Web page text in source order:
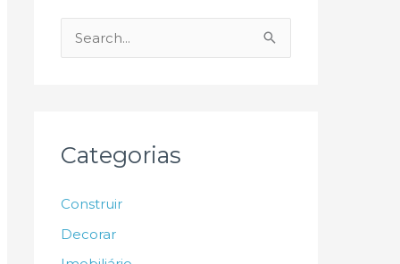
e
i
r
Categorias
Construir
Decorar